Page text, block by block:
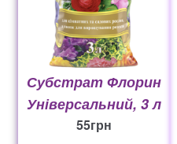
Субстрат Флорин
Універсальний, 3 л
55грн